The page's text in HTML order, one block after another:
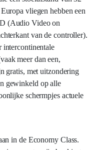
vliegen hebben een
(Audio Video on
van de controller).
intercontinentale
meer dan een,
gratis, met uitzondering
gewinkeld op alle
schermpjes actuele
in de Economy Class.